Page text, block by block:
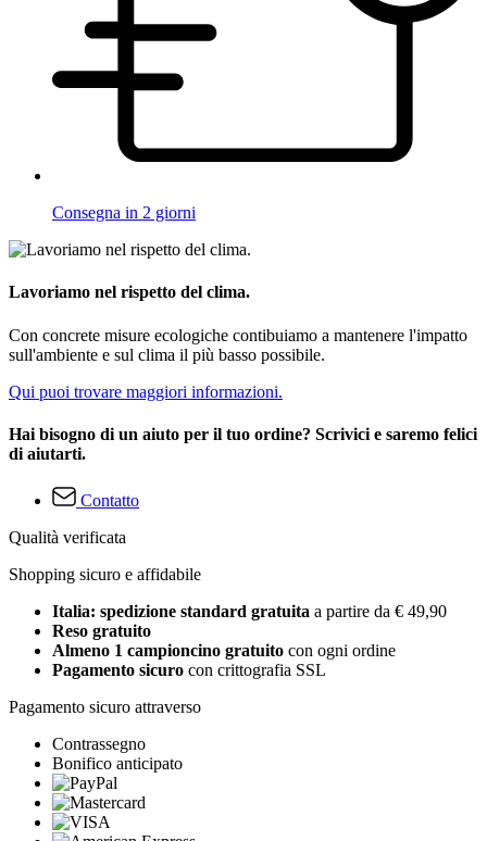
Consegna in 2 giorni
Lavoriamo nel rispetto del clima.
Con concrete misure ecologiche contibuiamo a mantenere l'impatto
sull'ambiente e sul clima il più basso possibile.
Qui puoi trovare maggiori informazioni.
Hai bisogno di un aiuto per il tuo ordine? Scrivici e saremo felici
di aiutarti.
Contatto
Qualità verificata
Shopping sicuro e affidabile
Italia: spedizione standard gratuita a partire da € 49,90
Reso gratuito
Almeno 1 campioncino gratuito con ogni ordine
Pagamento sicuro con crittografia SSL
Pagamento sicuro attraverso
Contrassegno
Bonifico anticipato